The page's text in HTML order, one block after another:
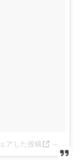
アした投稿 –